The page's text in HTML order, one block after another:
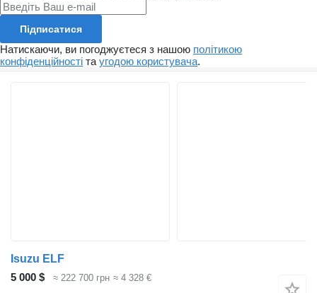
Підписатися
Натискаючи, ви погоджуєтеся з нашою політикою
конфіденційності та угодою користувача.
Isuzu ELF
5 000 $
≈ 222 700 грн ≈ 4 328 €